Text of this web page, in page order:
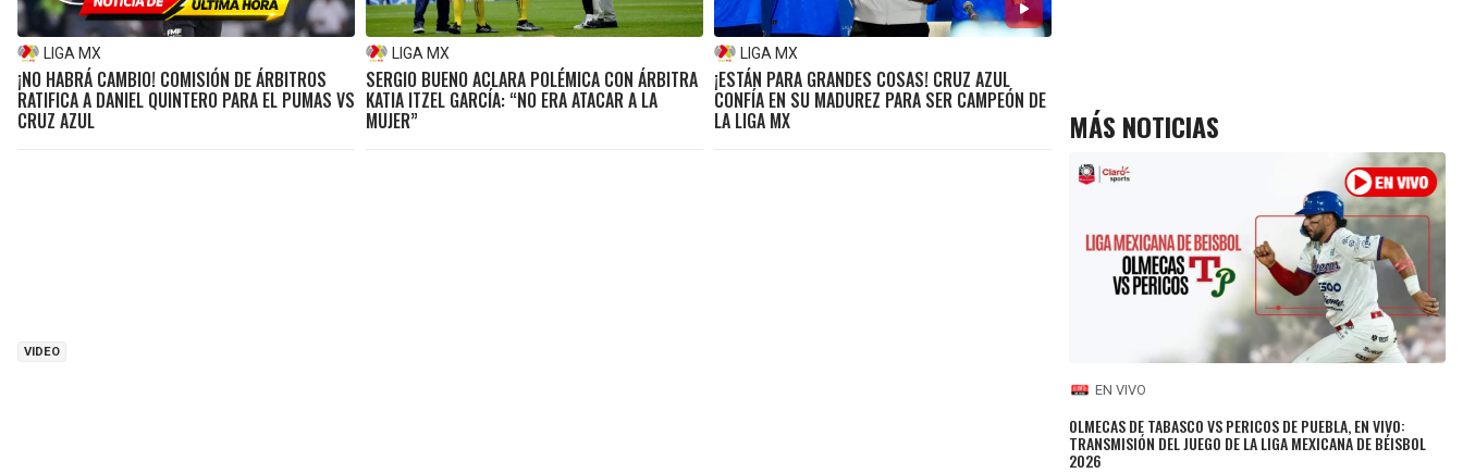
LIGA MX
¡NO HABRÁ CAMBIO! COMISIÓN DE ÁRBITROS
RATIFICA A DANIEL QUINTERO PARA EL PUMAS VS
CRUZ AZUL
LIGA MX
SERGIO BUENO ACLARA POLÉMICA CON ÁRBITRA
KATIA ITZEL GARCÍA: “NO ERA ATACAR A LA
MUJER”
LIGA MX
¡ESTÁN PARA GRANDES COSAS! CRUZ AZUL
CONFÍA EN SU MADUREZ PARA SER CAMPEÓN DE
LA LIGA MX
VIDEO
MÁS NOTICIAS
EN VIVO
OLMECAS DE TABASCO VS PERICOS DE PUEBLA, EN VIVO:
TRANSMISIÓN DEL JUEGO DE LA LIGA MEXICANA DE BÉISBOL
2026